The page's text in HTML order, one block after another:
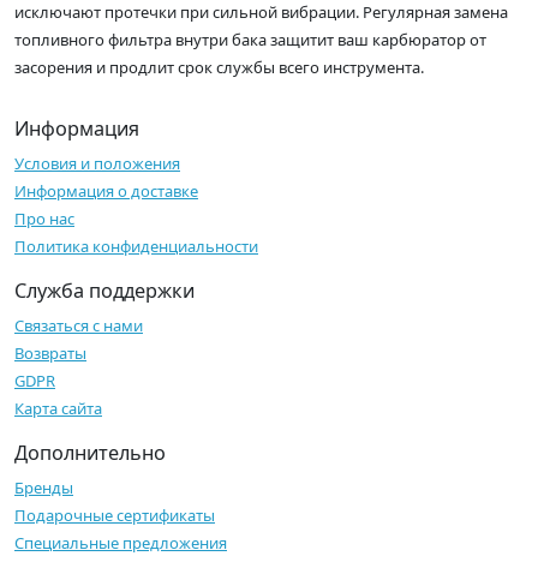
исключают протечки при сильной вибрации. Регулярная замена
топливного фильтра внутри бака защитит ваш карбюратор от
засорения и продлит срок службы всего инструмента.
Информация
Условия и положения
Информация о доставке
Про нас
Политика конфиденциальности
Служба поддержки
Связаться с нами
Возвраты
GDPR
Карта сайта
Дополнительно
Бренды
Подарочные сертификаты
Специальные предложения